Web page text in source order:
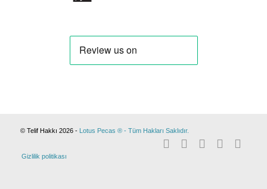
© Telif Hakkı 2026 - Lotus Pecas ® - Tüm Hakları Saklıdır.
Gizlilik politikası